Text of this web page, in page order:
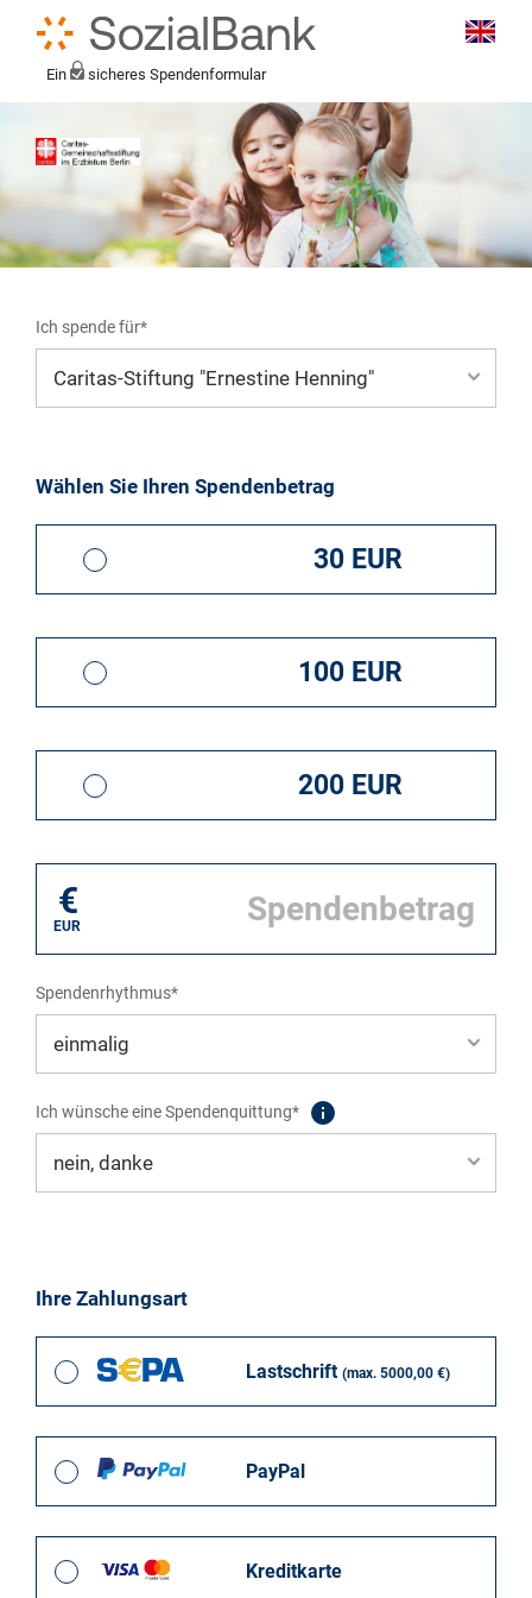
Ein sicheres Spendenformular
Ich spende für*
Wählen Sie Ihren Spendenbetrag
30 EUR
100 EUR
200 EUR
€
EUR
Spendenrhythmus*
Ich wünsche eine Spendenquittung*
Ihre Zahlungsart
Lastschrift (max. 5000,00 €)
PayPal
Kreditkarte